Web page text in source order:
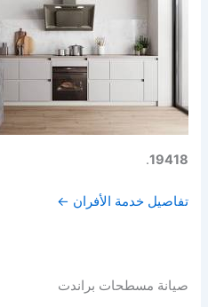
19418
.
تفاصيل خدمة الأفران ←
صيانة مسطحات براندت